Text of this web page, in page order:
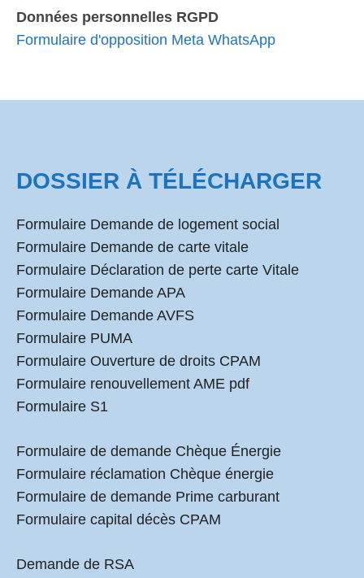
Données personnelles RGPD
Formulaire d'opposition Meta WhatsApp
DOSSIER À TÉLÉCHARGER
Formulaire Demande de logement social
Formulaire Demande de carte vitale
Formulaire Déclaration de perte carte Vitale
Formulaire Demande APA
Formulaire Demande AVFS
Formulaire PUMA
Formulaire Ouverture de droits CPAM
Formulaire renouvellement AME pdf
Formulaire S1
Formulaire de demande Chèque Énergie
Formulaire réclamation Chèque énergie
Formulaire de demande Prime carburant
Formulaire capital décès CPAM
Demande de RSA